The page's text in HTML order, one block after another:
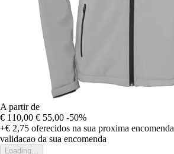
A partir de
€ 110,00 € 55,00 -50%
+€ 2,75 oferecidos na sua proxima encomenda
validacao da sua encomenda
Loading...